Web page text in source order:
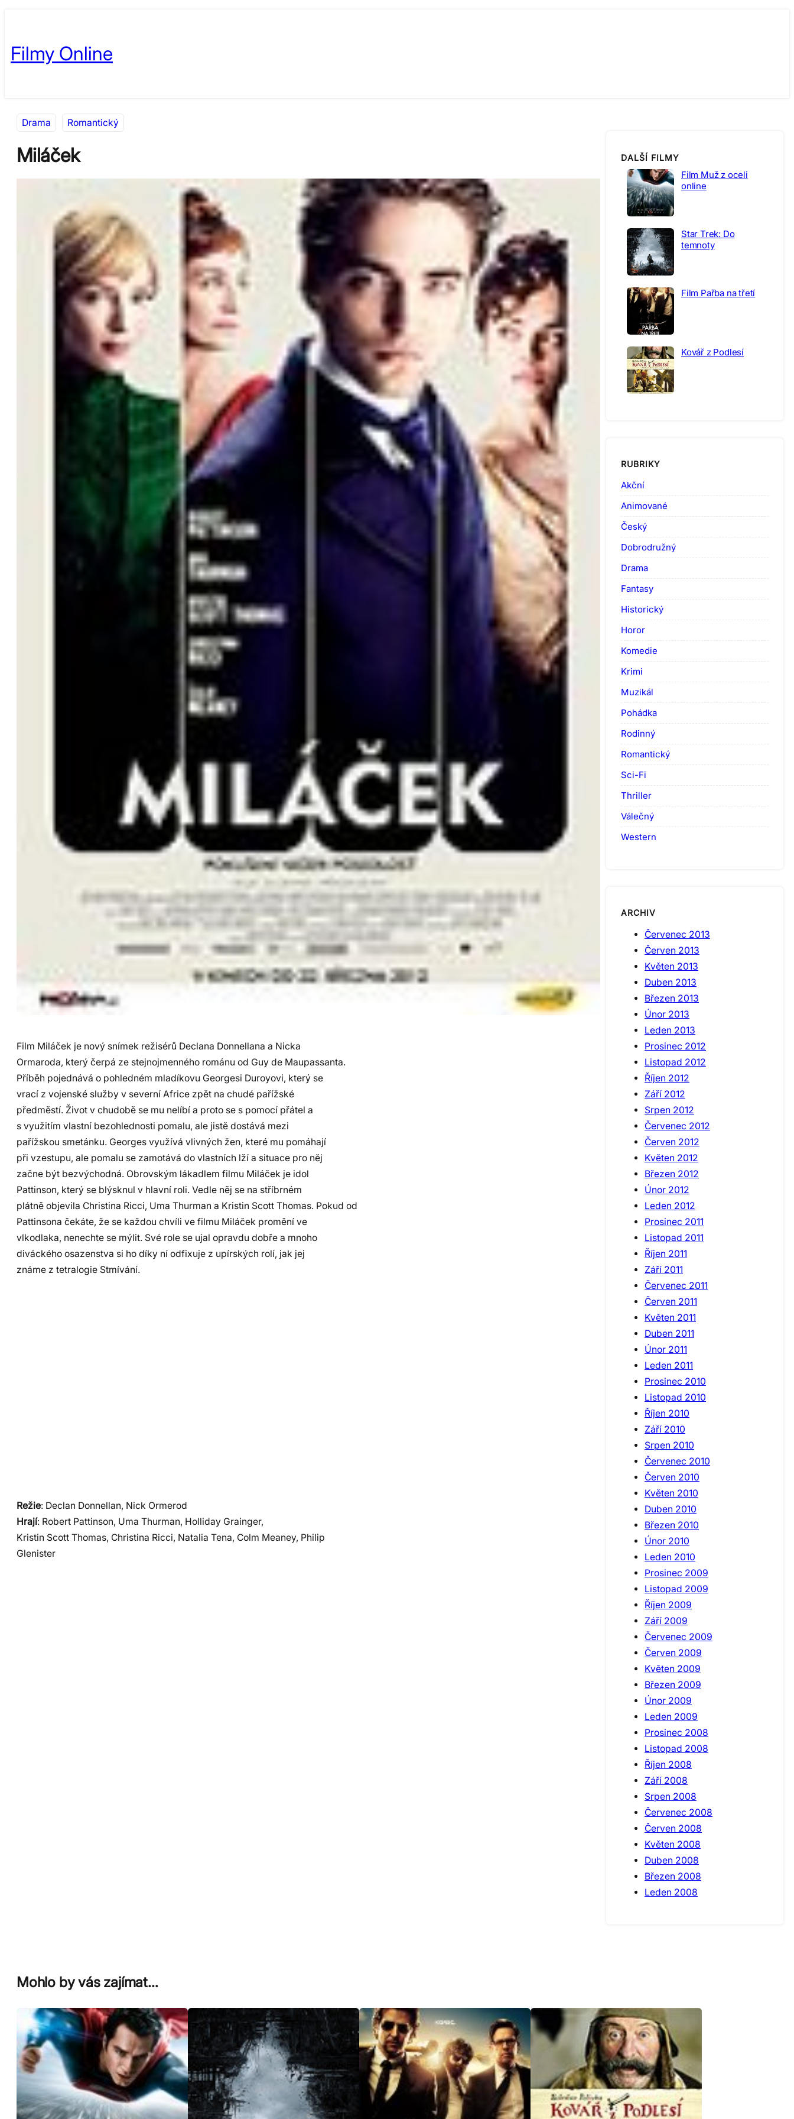
obsah
content
Filmy Online
Drama Romantický
Miláček
Film Miláček je nový snímek režisérů Declana Donnellana a Nicka
Ormaroda, který čerpá ze stejnojmenného románu od Guy de Maupassanta.
Příběh pojednává o pohledném mladíkovu Georgesi Duroyovi, který se
vrací z vojenské služby v severní Africe zpět na chudé pařížské
předměstí. Život v chudobě se mu nelíbí a proto se s pomocí přátel a
s využitím vlastní bezohlednosti pomalu, ale jistě dostává mezi
pařížskou smetánku. Georges využívá vlivných žen, které mu pomáhají
při vzestupu, ale pomalu se zamotává do vlastních lží a situace pro něj
začne být bezvýchodná. Obrovským lákadlem filmu Miláček je idol
Pattinson, který se blýsknul v hlavní roli. Vedle něj se na stříbrném
plátně objevila Christina Ricci, Uma Thurman a Kristin Scott Thomas. Pokud od
Pattinsona čekáte, že se každou chvíli ve filmu Miláček promění ve
vlkodlaka, nenechte se mýlit. Své role se ujal opravdu dobře a mnoho
diváckého osazenstva si ho díky ní odfixuje z upírských rolí, jak jej
známe z tetralogie Stmívání.
Režie: Declan Donnellan, Nick Ormerod
Hrají: Robert Pattinson, Uma Thurman, Holliday Grainger,
Kristin Scott Thomas, Christina Ricci, Natalia Tena, Colm Meaney, Philip
Glenister
DALŠÍ FILMY
Film Muž z oceli
online
Star Trek: Do
temnoty
Film Pařba na třetí
Kovář z Podlesí
RUBRIKY
Akční
Animované
Český
Dobrodružný
Drama
Fantasy
Historický
Horor
Komedie
Krimi
Muzikál
Pohádka
Rodinný
Romantický
Sci-Fi
Thriller
Válečný
Western
ARCHIV
Červenec 2013
Červen 2013
Květen 2013
Duben 2013
Březen 2013
Únor 2013
Leden 2013
Prosinec 2012
Listopad 2012
Říjen 2012
Září 2012
Srpen 2012
Červenec 2012
Červen 2012
Květen 2012
Březen 2012
Únor 2012
Leden 2012
Prosinec 2011
Listopad 2011
Říjen 2011
Září 2011
Červenec 2011
Červen 2011
Květen 2011
Duben 2011
Únor 2011
Leden 2011
Prosinec 2010
Listopad 2010
Říjen 2010
Září 2010
Srpen 2010
Červenec 2010
Červen 2010
Květen 2010
Duben 2010
Březen 2010
Únor 2010
Leden 2010
Prosinec 2009
Listopad 2009
Říjen 2009
Září 2009
Červenec 2009
Červen 2009
Květen 2009
Březen 2009
Únor 2009
Leden 2009
Prosinec 2008
Listopad 2008
Říjen 2008
Září 2008
Srpen 2008
Červenec 2008
Červen 2008
Květen 2008
Duben 2008
Březen 2008
Leden 2008
Mohlo by vás zajímat…